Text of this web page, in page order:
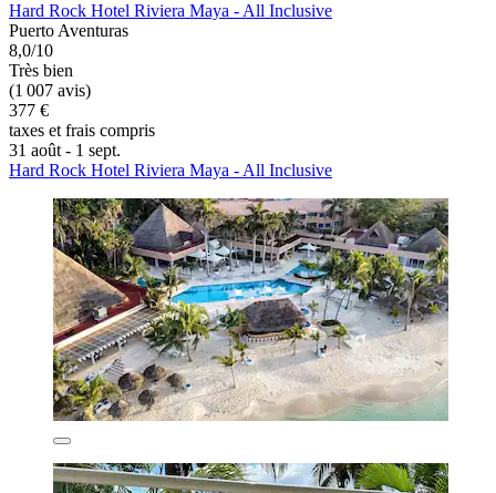
Hard Rock Hotel Riviera Maya - All Inclusive
Puerto Aventuras
8,0/10
Très bien
(1 007 avis)
377 €
taxes et frais compris
31 août - 1 sept.
Hard Rock Hotel Riviera Maya - All Inclusive